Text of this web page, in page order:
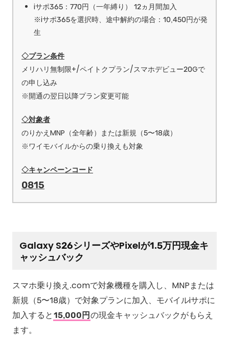
iサポ365：770円（一年縛り） 12ヵ月間加入
※iサポ365を選択時、途中解約の場合：10,450円が発
生
◇プラン条件
メリハリ無制限+/ペイトクプラン/スマホデビュー20Gで
の申し込み
※開通の翌日以降プラン変更可能
◇対象者
のりかえMNP（全年齢）または新規（5〜18歳）
※ワイモバイルからの乗り換えも対象
◇キャンペーンコード
0815
Galaxy S26シリーズやPixelが1.5万円現金キ
ャッシュバック
スマホ乗り換え.comで対象機種を購入し、MNPまたは
新規（5〜18歳）で対象プランに加入、モバイルiサポに
加入すると15,000円の現金キャッシュバックがもらえ
ます。